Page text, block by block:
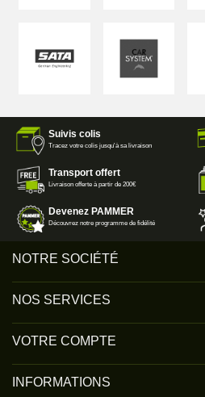
Suivis colis
Tracez votre colis jusqu'à sa livraison
Transport offert
Livraison offerte à partir de 200€
Devenez PAMMER
Découvrez notre programme de fidélité
NOTRE SOCIÉTÉ
NOS SERVICES
VOTRE COMPTE
INFORMATIONS